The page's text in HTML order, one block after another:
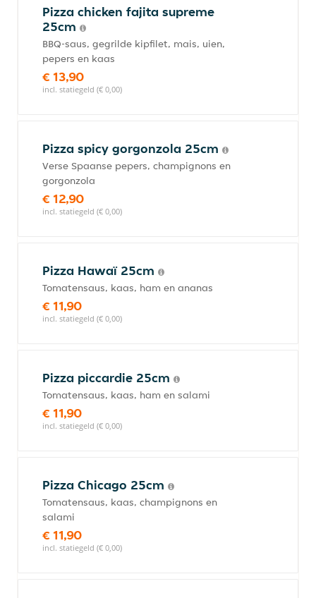
Pizza chicken fajita supreme
25cm
BBQ-saus, gegrilde kipfilet, mais, uien,
pepers en kaas
€ 13,90
incl. statiegeld (€ 0,00)
Pizza spicy gorgonzola 25cm
Verse Spaanse pepers, champignons en
gorgonzola
€ 12,90
incl. statiegeld (€ 0,00)
Pizza Hawaï 25cm
Tomatensaus, kaas, ham en ananas
€ 11,90
incl. statiegeld (€ 0,00)
Pizza piccardie 25cm
Tomatensaus, kaas, ham en salami
€ 11,90
incl. statiegeld (€ 0,00)
Pizza Chicago 25cm
Tomatensaus, kaas, champignons en
salami
€ 11,90
incl. statiegeld (€ 0,00)